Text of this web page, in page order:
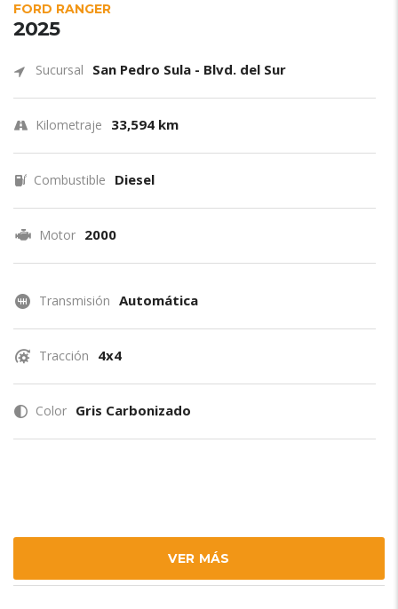
FORD RANGER
2025
Sucursal San Pedro Sula - Blvd. del Sur
Kilometraje 33,594 km
Combustible Diesel
Motor 2000
Transmisión Automática
Tracción 4x4
Color Gris Carbonizado
VER MÁS